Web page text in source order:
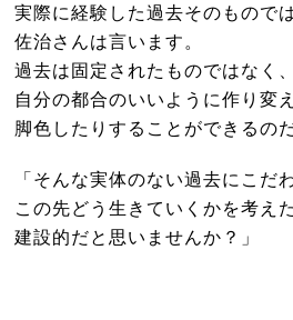
実際に経験した過去そのもので
佐治さんは言います。
過去は固定されたものではなく、
自分の都合のいいように作り変
脚色したりすることができるのだ
「そんな実体のない過去にこだ
この先どう生きていくかを考え
建設的だと思いませんか？」